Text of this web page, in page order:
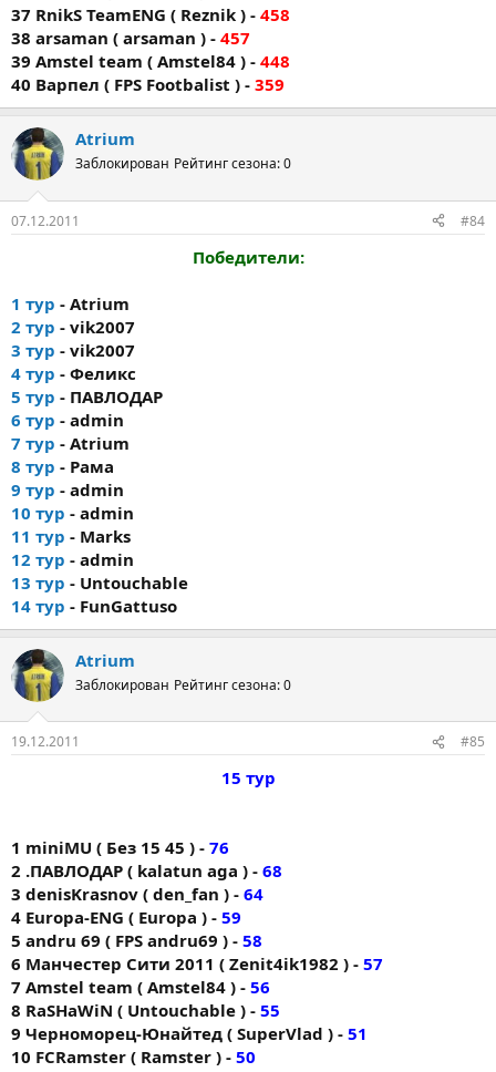
37 RnikS TeamENG ( Reznik ) - 458
38 arsaman ( arsaman ) - 457
39 Amstel team ( Amstel84 ) - 448
40 Варпел ( FPS Footbalist ) - 359
Atrium
Заблокирован Рейтинг сезона: 0
07.12.2011 #84
Победители:
1 тур - Atrium
2 тур - vik2007
3 тур - vik2007
4 тур - Феликс
5 тур - ПАВЛОДАР
6 тур - admin
7 тур - Atrium
8 тур - Рама
9 тур - admin
10 тур - admin
11 тур - Marks
12 тур - admin
13 тур - Untouchable
14 тур - FunGattuso
Atrium
Заблокирован Рейтинг сезона: 0
19.12.2011 #85
15 тур
1 miniMU ( Без 15 45 ) - 76
2 .ПАВЛОДАР ( kalatun aga ) - 68
3 denisKrasnov ( den_fan ) - 64
4 Europa-ENG ( Europa ) - 59
5 andru 69 ( FPS andru69 ) - 58
6 Манчестер Сити 2011 ( Zenit4ik1982 ) - 57
7 Amstel team ( Amstel84 ) - 56
8 RaSHaWiN ( Untouchable ) - 55
9 Черноморец-Юнайтед ( SuperVlad ) - 51
10 FCRamster ( Ramster ) - 50